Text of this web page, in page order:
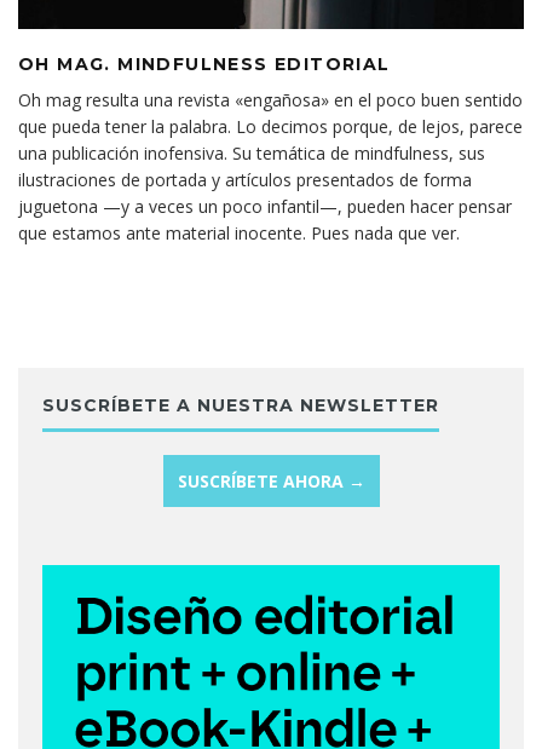
OH MAG. MINDFULNESS EDITORIAL
Oh mag resulta una revista «engañosa» en el poco buen sentido
que pueda tener la palabra. Lo decimos porque, de lejos, parece
una publicación inofensiva. Su temática de mindfulness, sus
ilustraciones de portada y artículos presentados de forma
juguetona —y a veces un poco infantil—, pueden hacer pensar
que estamos ante material inocente. Pues nada que ver.
SUSCRÍBETE A NUESTRA NEWSLETTER
SUSCRÍBETE AHORA →